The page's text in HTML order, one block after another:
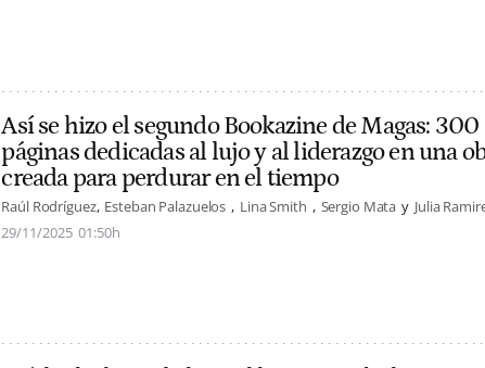
Así se hizo el segundo Bookazine de Magas: 300
páginas dedicadas al lujo y al liderazgo en una
creada para perdurar en el tiempo
Raúl Rodríguez Esteban Palazuelos Lina Smith Sergio Mata
Julia
29/11/2025 01:50h